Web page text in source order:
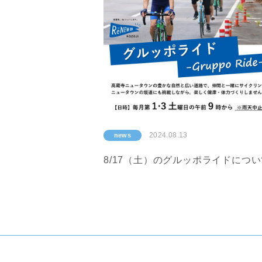
news 2024.08.13
8/17（土）のグルッポライドにつ